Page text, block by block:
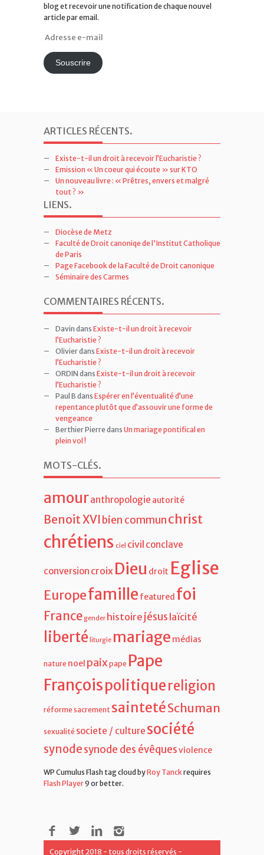
blog et recevoir une notification de chaque nouvel
article par email.
Adresse
mailSouscrire
ARTICLES RÉCENTS.
Existe-t-il un droit à recevoir l’Eucharistie ?
Emission « Un coeur qui écoute » sur KTO
Un nouveau livre : « Prêtres, envers et malgré
tout ? »
LIENS.
Diocèse de Metz
Faculté de Droit canoniqe de l'Institut Catholique
de Paris
Page Facebook de la Faculté de Droit canonique
Séminaire des Carmes
COMMENTAIRES RÉCENTS.
Davin dans Existe-t-il un droit à recevoir
l’Eucharistie ?
Olivierdans Existe-t-il un droit à recevoir
l’Eucharistie ?
ORDIN dans Existe-t-il un droit à recevoir
l’Eucharistie ?
Paul B dans Espérer en l’éventualité d’une
repentance plutôt que d’assouvir une forme de
vengeance
Berthier Pierredans Un mariage pontifical en
plein vol !
MOTS-CLÉS.
amouranthropologie autorité
Benoit XVIbien communchrist
chrétiens ciel civil conclave
conversion croix Dieu droit Eglise
Europefamille featured foi
Francegender histoire jésus laïcité
liberté liturgie mariage médias
nature noel paixpape Pape
Françoispolitiquereligion
réformesacrement saintetéSchuman
sexualité societe / culture société
synodesynode des évêquesviolence
WP Cumulus Flash tag cloud byRoy Tanck requires
Flash Player9 or better.
Copyright 2018 - tous droits réservés -